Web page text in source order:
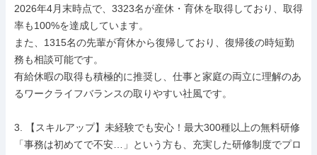
2026年4月末時点で、3323名が産休・育休を取得しており、取得
率も100%を達成しています。
また、1315名の先輩が育休から復帰しており、復帰後の時短勤
務も相談可能です。
有給休暇の取得も積極的に推奨し、仕事と家庭の両立に理解のあ
るワークライフバランスの取りやすい社風です。
3. 【スキルアップ】未経験でも安心！最大300種以上の無料研修
「事務は初めてで不安…」という方も、充実した研修制度でプロ